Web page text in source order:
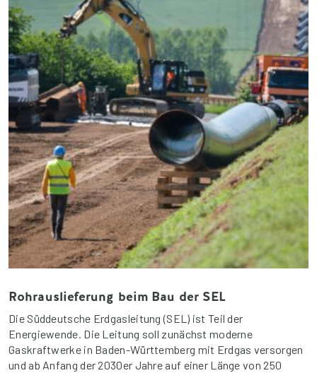
Rohrauslieferung beim Bau der SEL
Die Süddeutsche Erdgasleitung (SEL) ist Teil der
Energiewende. Die Leitung soll zunächst moderne
Gaskraftwerke in Baden-Württemberg mit Erdgas versorgen
und ab Anfang der 2030er Jahre auf einer Länge von 250